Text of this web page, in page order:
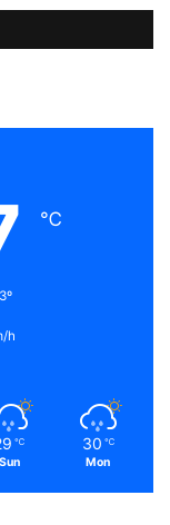
℃
h
℃
Sun
30 ℃
Mon